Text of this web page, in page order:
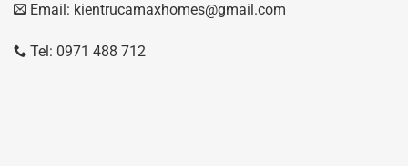
Email: kientrucamaxhomes@gmail.com
Tel: 0971 488 712